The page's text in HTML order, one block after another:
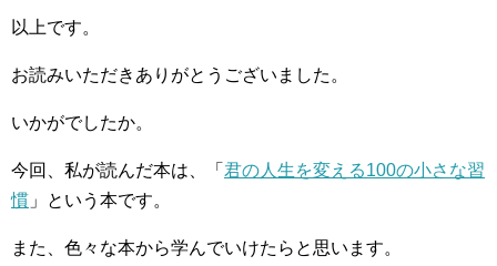
以上です。
お読みいただきありがとうございました。
いかがでしたか。
今回、私が読んだ本は、「 君の人生を変える100の小さな習
慣 」という本です。
また、色々な本から学んでいけたらと思います。